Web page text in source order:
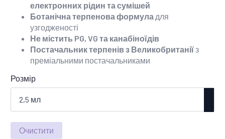
електронних рідин та сумішей
Ботанічна терпенова формула для
узгодженості
Не містить PG, VG та канабіноїдів
Постачальник терпенів з Великобританіїз
преміальними постачальниками
Розмір
Очистити